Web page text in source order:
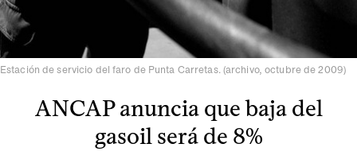
Estación de servicio del faro de Punta Carretas. (archivo, octubre de 2009)
ANCAP anuncia que baja del
gasoil será de 8%